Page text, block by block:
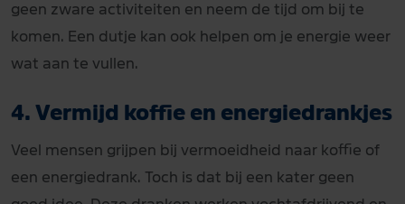
geen zware activiteiten en neem de tijd om bij te
komen. Een dutje kan ook helpen om je energie weer
wat aan te vullen.
4. Vermijd koffie en energiedrankjes
Veel mensen grijpen bij vermoeidheid naar koffie of
een energiedrank. Toch is dat bij een kater geen